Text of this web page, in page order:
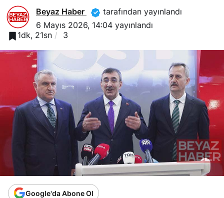
Beyaz Haber
tarafından yayınlandı
6 Mayıs 2026, 14:04 yayınlandı
1dk, 21sn
3
Google'da Abone Ol